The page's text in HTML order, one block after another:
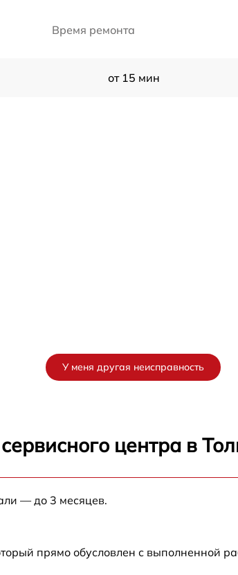
Время ремонта
от 15 мин
У меня другая неисправность
центра в
— до 3 месяцев.
прямо обусловлен с выполненной